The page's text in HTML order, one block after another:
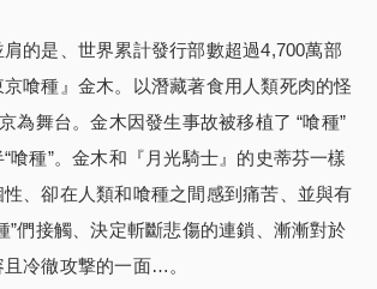
的是、世界累計發行部數超過4,700萬部
喰種』金木。以潛藏著食用人類死肉的怪
為舞台。金木因發生事故被移植了 “喰種”
喰種”。金木和『月光騎士』的史蒂芬一樣
、卻在人類和喰種之間感到痛苦、並與有
”們接觸、決定斬斷悲傷的連鎖、漸漸對於
冷徹攻撃的一面…。